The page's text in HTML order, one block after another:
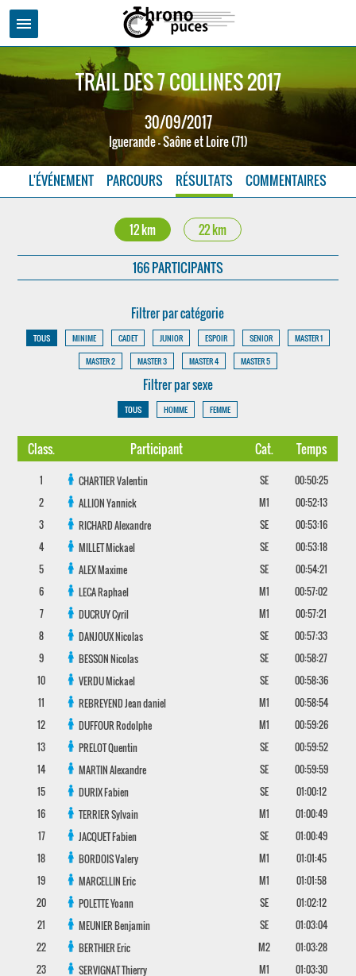
menu
TRAIL DES 7 COLLINES 2017
30/09/2017
Iguerande - Saône et Loire (71)
L'ÉVÉNEMENT PARCOURS RÉSULTATS COMMENTAIRES
12 km 22 km
166 PARTICIPANTS
Filtrer par catégorie
TOUS MINIME CADET JUNIOR ESPOIR SENIOR
MASTER 1
MASTER 2
MASTER 3 MASTER 4 MASTER 5
Filtrer par sexe
TOUS HOMME FEMME
Class. Participant Cat. Temps
1 CHARTIERValentin SE
00:50:25
2
ALLIONYannick M1
00:52:13
3
RICHARDAlexandre SE
00:53:16
4
MILLETMickael SE
00:53:18
5
ALEXMaxime SE
00:54:21
6
LECARaphael M1
00:57:02
7
DUCRUYCyril M1
00:57:21
8
DANJOUXNicolas SE
00:57:33
9
BESSONNicolas SE
00:58:27
10
VERDUMickael SE
00:58:36
11
REBREYENDJean daniel M1
00:58:54
12
DUFFOURRodolphe M1
00:59:26
13
PRELOTQuentin SE
00:59:52
14
MARTINAlexandre SE
00:59:59
15
DURIXFabien SE
01:00:12
16
TERRIERSylvain M1
01:00:49
17
JACQUETFabien SE
01:00:49
18
BORDOISValery M1
01:01:45
19
MARCELLINEric M1
01:01:58
20
POLETTEYoann SE
01:02:12
21
MEUNIERBenjamin SE
01:03:04
22
BERTHIEREric M2
01:03:28
23
SERVIGNATThierry M1
01:03:30